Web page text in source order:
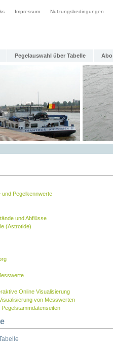
Impressum Nutzungsbedingungen
Pegelauswahl über Tabelle Abo
Pegelkennwerte
und Abflüsse
(Astrotide)
Online Visualisierung
von Messwerten